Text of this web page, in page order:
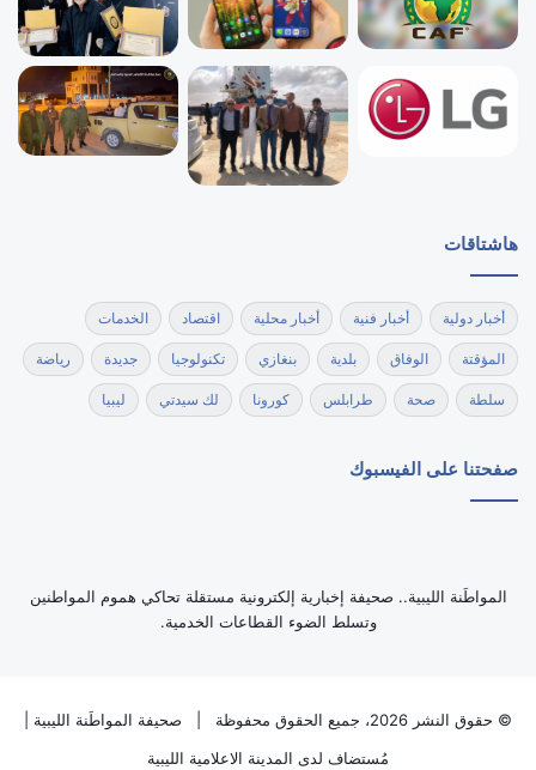
هاشتاقات
أخبار دولية أخبار فنية أخبار محلية اقتصاد الخدمات
المؤقتة الوفاق بلدية بنغازي تكنولوجيا جديدة رياضة
سلطة صحة طرابلس كورونا لك سيدتي ليبيا
صفحتنا على الفيسبوك
‏المواطَنة الليبية.. صحيفة إخبارية إلكترونية مستقلة تحاكي هموم المواطنين
وتسلط الضوء القطاعات الخدمية.
© حقوق النشر 2026، جميع الحقوق محفوظة | صحيفة المواطَنة الليبية
مُستضاف لدى المدينة الاعلامية الليبية